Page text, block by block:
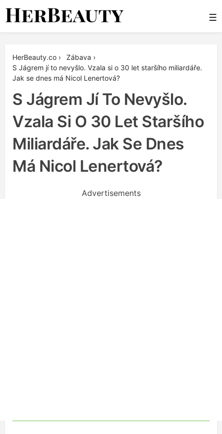
Skip
☰
HerBeauty.co › Zábava ›
S Jágrem jí to nevyšlo. Vzala si o 30 let staršího miliardáře.
Jak se dnes má Nicol Lenertová?
S Jágrem Jí To Nevyšlo.
Vzala Si O 30 Let Staršího
Miliardáře. Jak Se Dnes
Má Nicol Lenertová?
Advertisements